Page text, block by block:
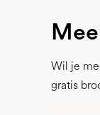
Wil je
gratis